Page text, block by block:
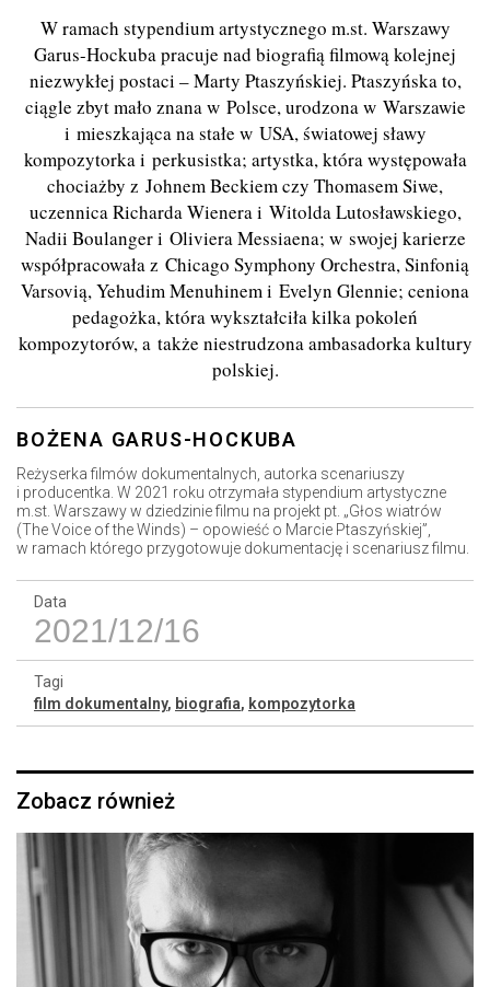
W ramach stypendium artystycznego m.st. Warszawy
Garus-Hockuba pracuje nad biografią filmową kolejnej
niezwykłej postaci – Marty Ptaszyńskiej. Ptaszyńska to,
ciągle zbyt mało znana w Polsce, urodzona w Warszawie
i mieszkająca na stałe w USA, światowej sławy
kompozytorka i perkusistka; artystka, która występowała
chociażby z Johnem Beckiem czy Thomasem Siwe,
uczennica Richarda Wienera i Witolda Lutosławskiego,
Nadii Boulanger i Oliviera Messiaena; w swojej karierze
współpracowała z Chicago Symphony Orchestra, Sinfonią
Varsovią, Yehudim Menuhinem i Evelyn Glennie; ceniona
pedagożka, która wykształciła kilka pokoleń
kompozytorów, a także niestrudzona ambasadorka kultury
polskiej.
BOŻENA GARUS-HOCKUBA
Reżyserka filmów dokumentalnych, autorka scenariuszy
i producentka. W 2021 roku otrzymała stypendium artystyczne
m.st. Warszawy w dziedzinie filmu na projekt pt. „Głos wiatrów
(The Voice of the Winds) – opowieść o Marcie Ptaszyńskiej”,
w ramach którego przygotowuje dokumentację i scenariusz filmu.
Data
2021/12/16
Tagi
film dokumentalny, biografia, kompozytorka
Zobacz również